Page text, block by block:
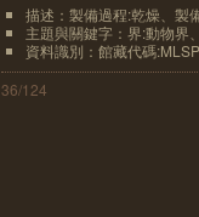
描述：製備過程:乾燥、製
主題與關鍵字：界:動物界
資料識別：館藏代碼
36/124